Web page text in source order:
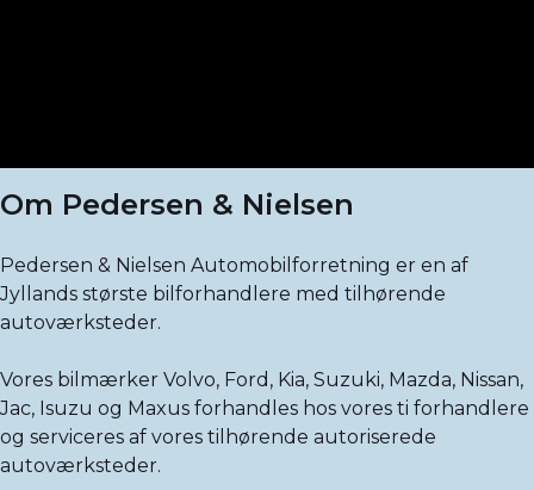
Om Pedersen & Nielsen
Pedersen & Nielsen Automobilforretning er en af
Jyllands største bilforhandlere med tilhørende
autoværksteder.
Vores bilmærker Volvo, Ford, Kia, Suzuki, Mazda, Nissan,
Jac, Isuzu og Maxus forhandles hos vores ti forhandlere
og serviceres af vores tilhørende autoriserede
autoværksteder.